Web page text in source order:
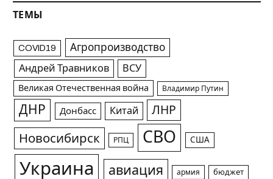
ТЕМЫ
COVID19 Агропроизводство
Андрей Травников ВСУ
Великая Отечественная война Владимир Путин
ДНР Донбасс Китай ЛНР
Новосибирск РПЦ СВО США
Украина авиация армия бюджет